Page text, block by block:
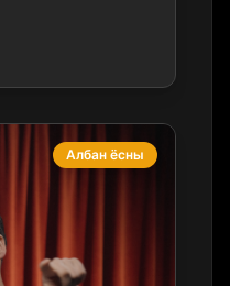
Албан ёсны